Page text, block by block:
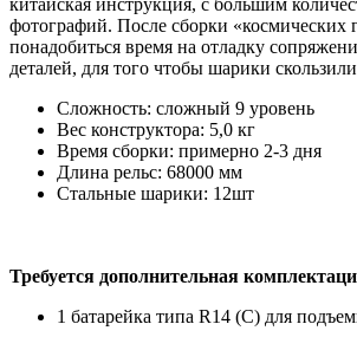
фотографий. После сборки «космических
понадобиться время на отладку
деталей, для того чтобы шарики
Сложность: сложный 9 уровень
Вес конструктора: 5,0 кг
Время сборки: примерно 2-3 дня
Длина рельс: 68000 мм
Стальные шарики: 12шт
Требуется дополнительная
1 батарейка типа R14 (C) для